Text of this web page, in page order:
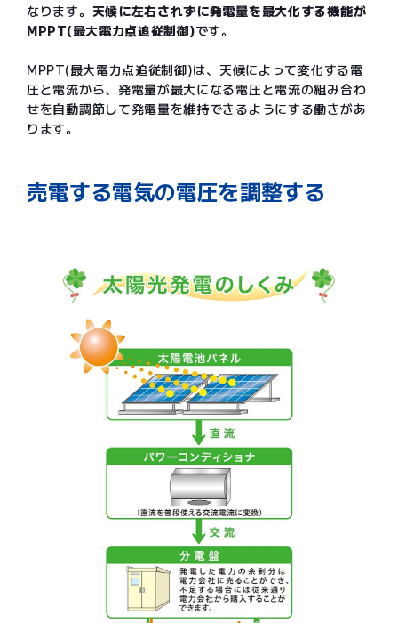
なります。 天候に左右されずに発電量を最大化する機能が
MPPT(最大電力点追従制御)です。
MPPT(最大電力点追従制御)は、天候によって変化する電
圧と電流から、発電量が最大になる電圧と電流の組み合わ
せを自動調節して発電量を維持できるようにする働きがあ
ります。
売電する電気の電圧を調整する